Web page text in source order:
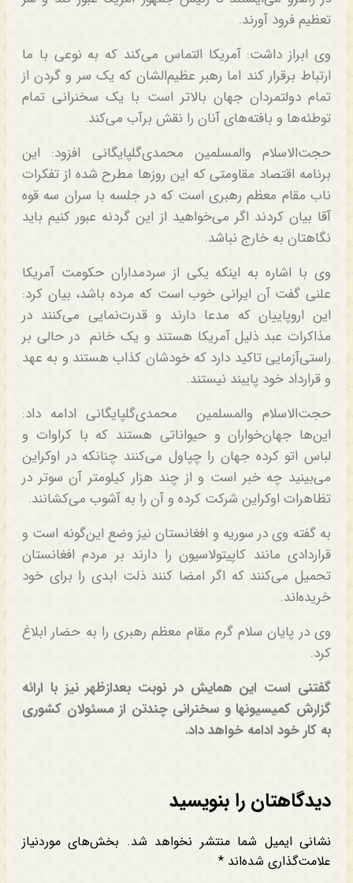
تعظیم فرود آورند.
وی ابراز داشت: آمریکا التماس می‌کند که به نوعی با ما
ارتباط برقرار کند اما رهبر عظیم‌الشان که یک سر و گردن از
تمام دولتمردان جهان بالاتر است با یک سخنرانی تمام
توطئه‌ها و بافته‌های آنان را نقش بر‌آب می‌کند.
حجت‌الاسلام والمسلمین محمدی‌گلپایگانی افزود: این
برنامه اقتصاد مقاومتی که این روزها مطرح شده از تفکرات
ناب مقام معظم رهبری است که در جلسه با سران سه قوه
آقا بیان کردند اگر می‌خواهید از این گردنه عبور کنیم باید
نگاهتان به خارج نباشد.
وی با اشاره به اینکه یکی از سردمداران حکومت آمریکا
علنی گفت آن ایرانی خوب است که مرده باشد، بیان کرد:
این اروپاییان که مدعا دارند و قدرت‌نمایی می‌کنند در
مذاکرات عبد ذلیل آمریکا هستند و یک خانم در حالی بر
راستی‌آزمایی تاکید دارد که خودشان کذاب هستند و به عهد
و قرارداد خود پایبند نیستند.
حجت‌الاسلام والمسلمین محمدی‌گلپایگانی ادامه داد:
این‌ها جهان‌خواران و حیواناتی هستند که با کراوات و
لباس اتو کرده جهان را چپاول می‌کنند چنانکه در اوکراین
می‌بینید چه خبر است و از چند هزار کیلومتر آن سوتر در
تظاهرات اوکراین شرکت کرده و آن را به آشوب می‌کشانند.
به گفته وی در سوریه و افغانستان نیز وضع این‌گونه است و
قراردادی مانند کاپیتولاسیون را دارند بر مردم افغانستان
تحمیل می‌کنند که اگر امضا کنند ذلت ابدی را برای خود
خریده‌اند.
وی در پایان سلام گرم مقام معظم رهبری را به حضار ابلاغ
کرد.
گفتنی است این همایش در نوبت بعدازظهر نیز با ارائه
گزارش کمیسیونها و سخنرانی چندتن از مسئولان کشوری
به کار خود ادامه خواهد داد.
دیدگاهتان را بنویسید
نشانی ایمیل شما منتشر نخواهد شد. بخش‌های موردنیاز
علامت‌گذاری شده‌اند *